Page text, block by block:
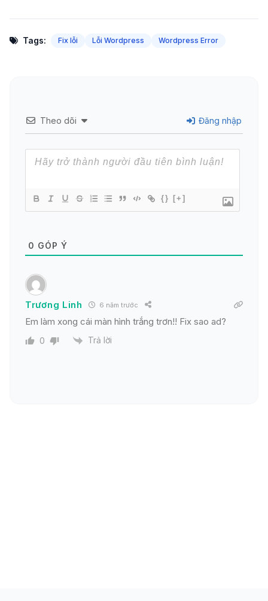
Tags: Fix lỗi Lỗi Wordpress Wordpress Error
Theo dõi Đăng nhập
{} [+]
0 GÓP Ý
Trương Linh 6 năm trước
Em làm xong cái màn hình trắng trơn!! Fix sao ad?
0 Trả lời